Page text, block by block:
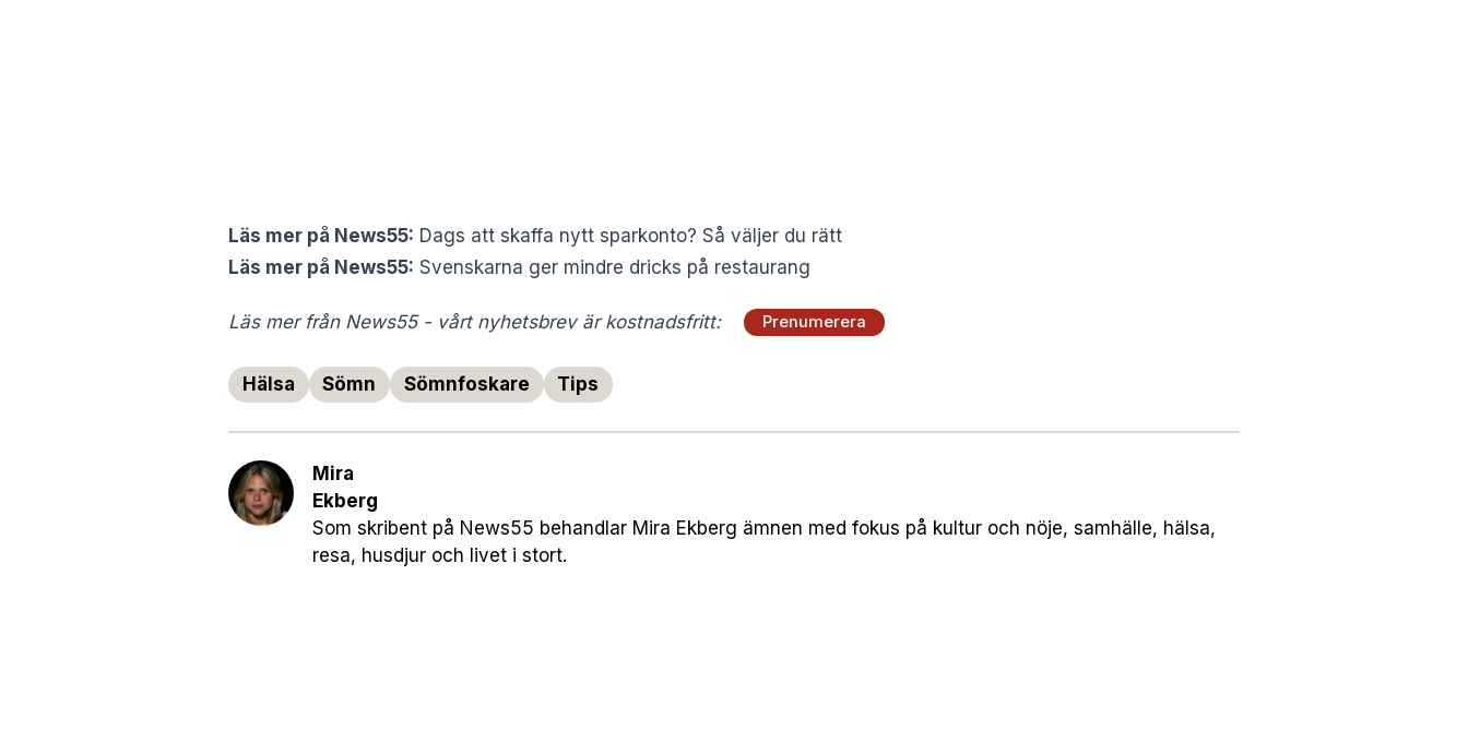
Läs mer på News55: Dags att skaffa nytt sparkonto? Så väljer du rätt
Läs mer på News55: Svenskarna ger mindre dricks på restaurang
Läs mer från News55 - vårt nyhetsbrev är kostnadsfritt: Prenumerera
Hälsa Sömn Sömnfoskare Tips
Mira
Ekberg
Som skribent på News55 behandlar Mira Ekberg ämnen med fokus på kultur och nöje, samhälle, hälsa,
resa, husdjur och livet i stort.